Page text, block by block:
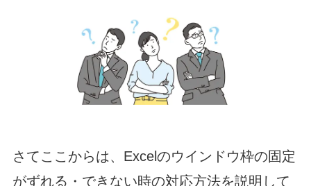
さてここからは、Excelのウインドウ枠の固定
がずれる・できない時の対応方法を説明して